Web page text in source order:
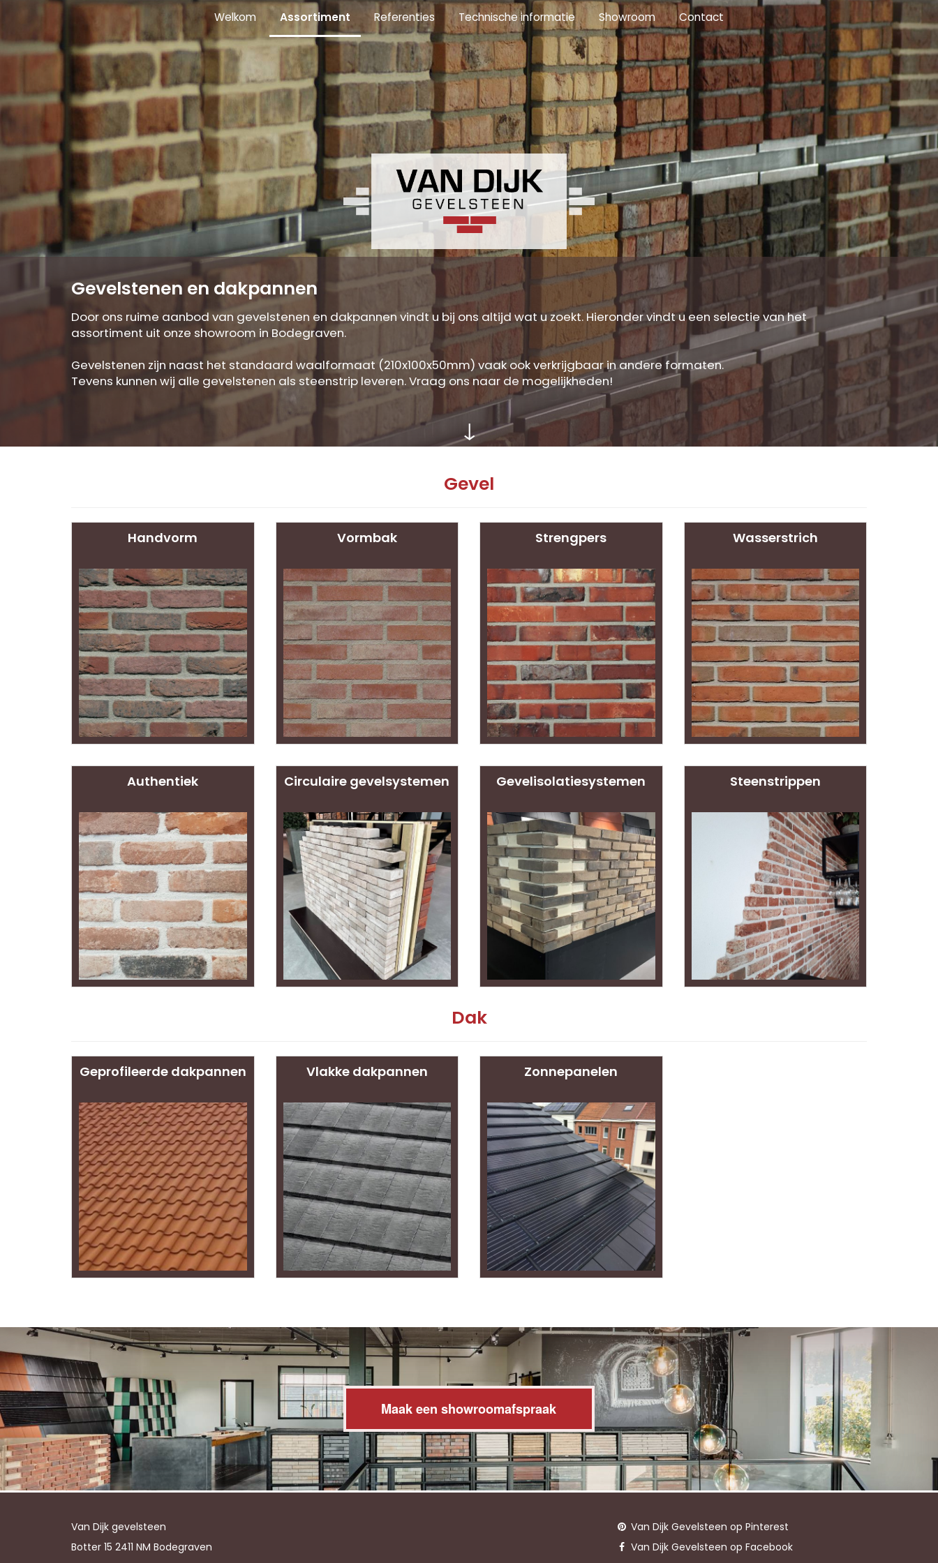
Welkom Assortiment Referenties Technische informatie Showroom Contact
Gevelstenen en dakpannen
Door ons ruime aanbod van gevelstenen en dakpannen vindt u bij ons altijd wat u zoekt. Hieronder vindt u een selectie van het
assortiment uit onze showroom in Bodegraven.
Gevelstenen zijn naast het standaard waalformaat (210x100x50mm) vaak ook verkrijgbaar in andere formaten.
Tevens kunnen wij alle gevelstenen als steenstrip leveren. Vraag ons naar de mogelijkheden!
↓
Gevel
Handvorm Vormbak Strengpers Wasserstrich
Authentiek Circulaire gevelsystemen Gevelisolatiesystemen Steenstrippen
Dak
Geprofileerde dakpannen Vlakke dakpannen Zonnepanelen
Maak een showroomafspraak
Van Dijk gevelsteen
Botter 15 2411 NM Bodegraven
Van Dijk Gevelsteen op Pinterest
Van Dijk Gevelsteen op Facebook